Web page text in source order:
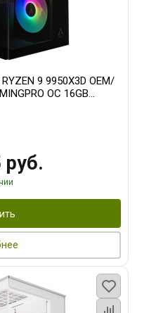
9 9950X3D OEM/
OC 16GB
руб.